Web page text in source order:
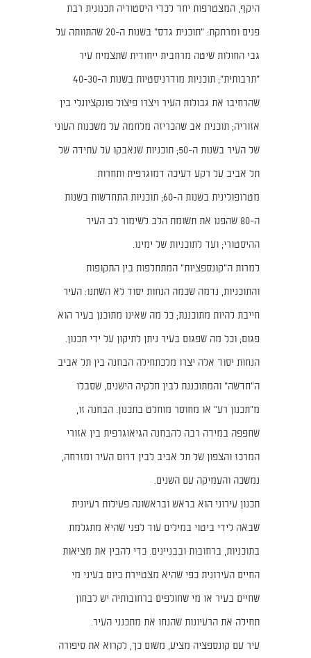
היקף, המצטרפות יחד לכדי היסטוריה תכנונית רבת
פנים ומרתקת: "תוכנית גדס" בשנות ה-20 שהתוותה על
גבי החולות שיטה מרחבית ייחודית שתצמיח עיר
"תרבותית"; תוכניות מודרניסטיות בשנות ה-40-30
שהרחיבו את גבולות העיר ויצרו פיצול פונקציונלי בין
אזוריה; תוכנית אב שהכריזה מלחמה על משכנות העוני
של העיר בשנות ה-50; תוכניות שנאבקו על עתידה של
תל אביב על רקע דעיכה דמוגרפית ותחרות
מטרופולינית בשנות ה-60; תוכניות התחדשות בשנות
ה-80 שהפנו את תשומת הלב לשימור לב העיר
ההיסטורי; ועד לתוכניות של ימינו.
למרות ה"קונספציות" המתחלפות בין התקופות
והתוכניות, נדמה שכמה הנחות יסוד לא השתנו: העיר
חייבת להיות מתוכננת; כל מה שאינו מתוכנן בעיר הוא
פגום; וכל מה שפגום בעיר ניתן לתיקון על ידי תכנון.
הנחות יסוד אלה יצרו מלכתחילה הבחנה בין תל אביב
ה"חדשה" והמתוכננת לבין חלקיה הישנים, שסבלו
מ"תכנון רע" או מחוסר מוחלט בתכנון. הבחנה זו,
שחפפה במידה רבה להבחנה הגיאוגרפית בין אזורי
המרכז והצפון של תל אביב לבין דרום העיר ומזרחה,
נמשכה והעמיקה עם השנים.
תכנון עירוני הוא בראש ובראשונה פעילות רעיונית
שבאה לידי ביטוי במילים עוד לפני שהיא מתגלמת
בתוכניות, ברחובות ובבניינים. כדי להבין את מציאות
החיים העירונית כפי שהיא מצטיירת כיום בעיני מי
שחיים בעיר או מי שחולפים ברחובותיה יש לבחון
תחילה את הרעיונות שהנחו את מתכנני העיר.
עיר עם קונספציה מציע, משום כך, לקרוא את סיפורה